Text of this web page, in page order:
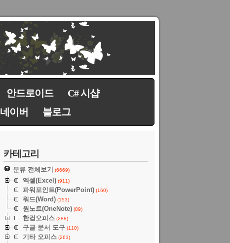
안드로이드
C# 시샵
네이버 블로그
카테고리
분류 전체보기 (6669)
엑셀(Excel) (911)
파워포인트(PowerPoint) (160)
워드(Word) (153)
원노트(OneNote) (89)
한컴오피스 (288)
구글 문서 도구 (110)
기타 오피스 (263)